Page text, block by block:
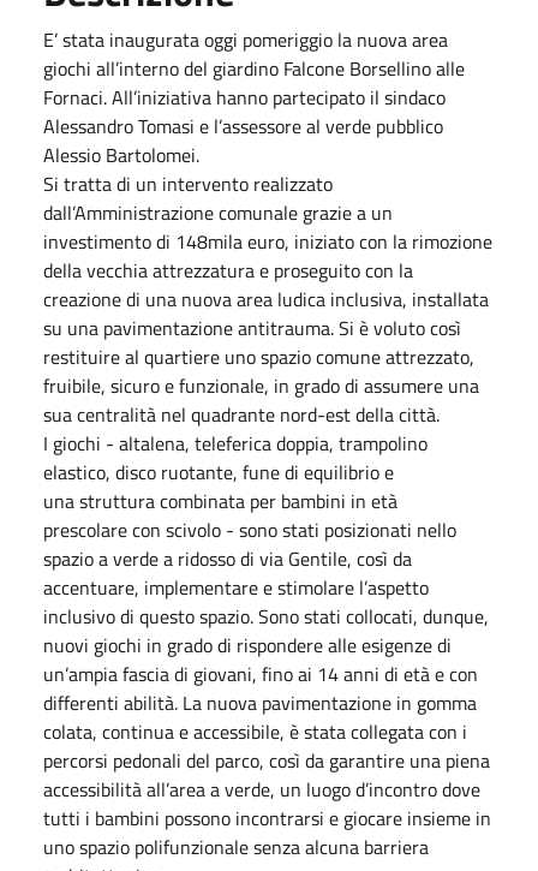
E’ stata inaugurata oggi pomeriggio la nuova area
giochi all’interno del giardino Falcone Borsellino alle
Fornaci. All’iniziativa hanno partecipato il sindaco
Alessandro Tomasi e l’assessore al verde pubblico
Alessio Bartolomei.
Si tratta di un intervento realizzato
dall’Amministrazione comunale grazie a un
investimento di 148mila euro, iniziato con la rimozione
della vecchia attrezzatura e proseguito con la
creazione di una nuova area ludica inclusiva, installata
su una pavimentazione antitrauma. Si è voluto così
restituire al quartiere uno spazio comune attrezzato,
fruibile, sicuro e funzionale, in grado di assumere una
sua centralità nel quadrante nord-est della città.
I giochi - altalena, teleferica doppia, trampolino
elastico, disco ruotante, fune di equilibrio e
una struttura combinata per bambini in età
prescolare con scivolo - sono stati posizionati nello
spazio a verde a ridosso di via Gentile, così da
accentuare, implementare e stimolare l’aspetto
inclusivo di questo spazio. Sono stati collocati, dunque,
nuovi giochi in grado di rispondere alle esigenze di
un’ampia fascia di giovani, fino ai 14 anni di età e con
differenti abilità. La nuova pavimentazione in gomma
colata, continua e accessibile, è stata collegata con i
percorsi pedonali del parco, così da garantire una piena
accessibilità all’area a verde, un luogo d’incontro dove
tutti i bambini possono incontrarsi e giocare insieme in
uno spazio polifunzionale senza alcuna barriera